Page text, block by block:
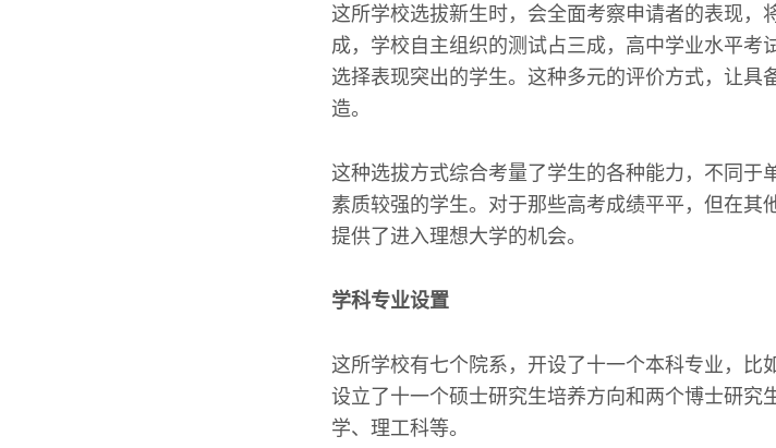
这所学校选拔新生时，会全面考察申请者的表现，
成，学校自主组织的测试占三成，高中学业水平考
选择表现突出的学生。这种多元的评价方式，让具
造。
这种选拔方式综合考量了学生的各种能力，不同于
素质较强的学生。对于那些高考成绩平平，但在其
提供了进入理想大学的机会。
学科专业设置
这所学校有七个院系，开设了十一个本科专业，比
设立了十一个硕士研究生培养方向和两个博士研究
学、理工科等。